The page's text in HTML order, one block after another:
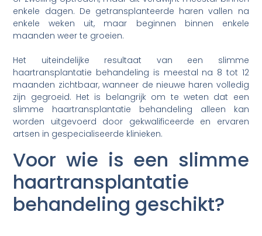
enkele dagen. De getransplanteerde haren vallen na
enkele weken uit, maar beginnen binnen enkele
maanden weer te groeien.
Het uiteindelijke resultaat van een slimme
haartransplantatie behandeling is meestal na 8 tot 12
maanden zichtbaar, wanneer de nieuwe haren volledig
zijn gegroeid. Het is belangrijk om te weten dat een
slimme haartransplantatie behandeling alleen kan
worden uitgevoerd door gekwalificeerde en ervaren
artsen in gespecialiseerde klinieken.
Voor wie is een slimme
haartransplantatie
behandeling geschikt?